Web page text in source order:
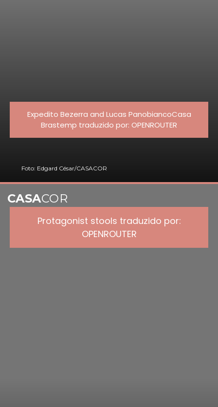
Expedito Bezerra and Lucas PanobiancoCasa
Brastemp traduzido por: OPENROUTER
Foto: Edgard César/CASACOR
Protagonist stools traduzido por:
OPENROUTER
CASACOR